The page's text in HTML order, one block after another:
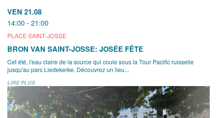
VEN 21.08
14:00 - 21:00
PLACE SAINT-JOSSE
BRON VAN SAINT-JOSSE: JOSÉE FÊTE
Cet été, l'eau claire de la source qui coule sous la Tour Pacific ruisselle
jusqu'au parc Liedekerke. Découvrez un lieu...
LIRE PLUS